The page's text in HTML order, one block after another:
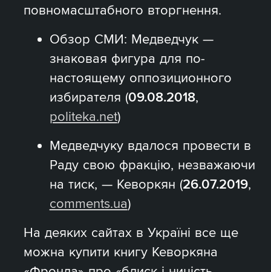
повномасштабного вторгнення.
Обзор СМИ: Медведчук —
знаковая фигура для по-
настоящему оппозиционного
избирателя (09.08.2018,
politeka.net)
Медведчуку вдалося провести в
Раду свою фракцію, незважаючи
на тиск, — Кеворкян (26.07.2019,
comments.ua)
На деяких сайтах в Україні все ще
можна купити книгу Кеворкяна